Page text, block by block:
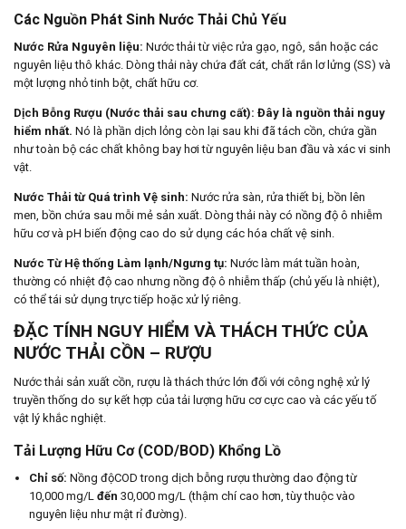
Các Nguồn Phát Sinh Nước Thải Chủ Yếu
Nước Rửa Nguyên liệu: Nước thải từ việc rửa gạo, ngô, sắn hoặc các
nguyên liệu thô khác. Dòng thải này chứa đất cát, chất rắn lơ lửng (SS) và
một lượng nhỏ tinh bột, chất hữu cơ.
Dịch Bỗng Rượu (Nước thải sau chưng cất): Đây là nguồn thải nguy
hiểm nhất. Nó là phần dịch lỏng còn lại sau khi đã tách cồn, chứa gần
như toàn bộ các chất không bay hơi từ nguyên liệu ban đầu và xác vi sinh
vật.
Nước Thải từ Quá trình Vệ sinh: Nước rửa sàn, rửa thiết bị, bồn lên
men, bồn chứa sau mỗi mẻ sản xuất. Dòng thải này có nồng độ ô nhiễm
hữu cơ và pH biến động cao do sử dụng các hóa chất vệ sinh.
Nước Từ Hệ thống Làm lạnh/Ngưng tụ: Nước làm mát tuần hoàn,
thường có nhiệt độ cao nhưng nồng độ ô nhiễm thấp (chủ yếu là nhiệt),
có thể tái sử dụng trực tiếp hoặc xử lý riêng.
ĐẶC TÍNH NGUY HIỂM VÀ THÁCH THỨC CỦA
NƯỚC THẢI CỒN – RƯỢU
Nước thải sản xuất cồn, rượu là thách thức lớn đối với công nghệ xử lý
truyền thống do sự kết hợp của tải lượng hữu cơ cực cao và các yếu tố
vật lý khắc nghiệt.
Tải Lượng Hữu Cơ (COD/BOD) Khổng Lồ
Chỉ số: Nồng độCOD trong dịch bỗng rượu thường dao động từ
10,000 mg/L đến 30,000 mg/L (thậm chí cao hơn, tùy thuộc vào
nguyên liệu như mật rỉ đường).